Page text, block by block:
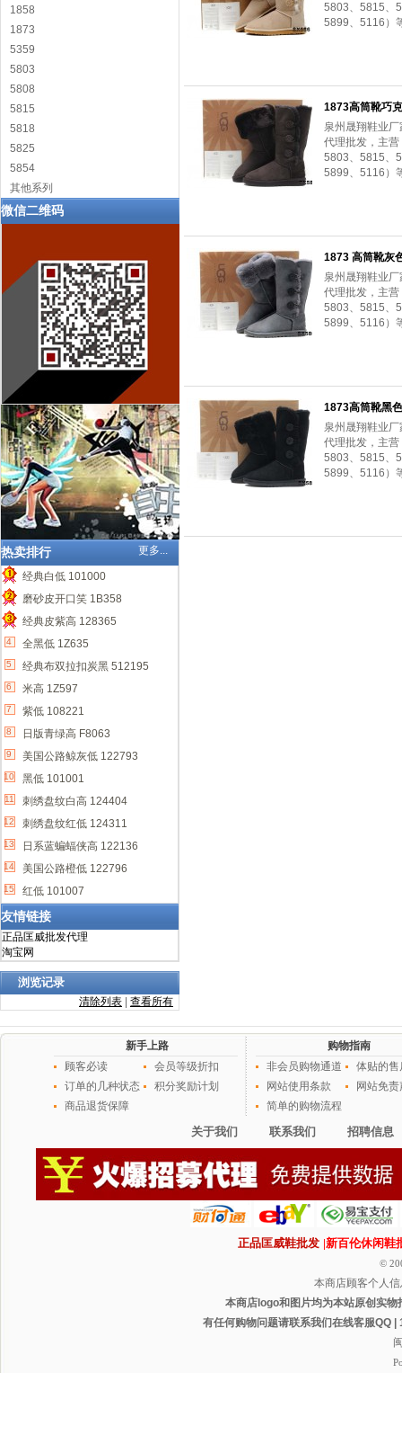
1858
1873
5359
5803
5808
5815
5818
5825
5854
其他系列
微信二维码
热卖排行
1
经典白低 101000
2
磨砂皮开口笑 1B358
经典皮紫高 128365
4 全黑低 1Z635
5 经典布双拉扣炭黑 512195
6 米高 1Z597
7 紫低 108221
8 日版青绿高 F8063
9 美国公路鲸灰低 122793
10 黑低 101001
11 刺绣盘纹白高 124404
12 刺绣盘纹红低 124311
13 日系蓝蝙蝠侠高 122136
14 美国公路橙低 122796
15 红低 101007
更多...
友情链接
正品匡威批发代理
淘宝网
浏览记录
清除列表 查看所有
5803、5815、
5899、5116）
1873高筒靴巧
泉州晟翔鞋业
代理批发，主
5803、5815、
5899、5116）
1873 高筒靴灰
泉州晟翔鞋业
代理批发，主
5803、5815、
5899、5116）
1873高筒靴黑色
泉州晟翔鞋业
代理批发，主
5803、5815、
5899、5116）
新手上路
顾客必读
会员等级折扣
订单的几种状态
积分奖励计划
商品退货保障
购物指南
非会员购物通道
体贴的售
网站使用条款
网站免
简单的购物流程
关于我们 联系我们 招聘信息
正品匡威鞋批发 |新百伦休闲鞋
©
本商店顾客个人
本商店logo和图片均为本站原创实
有任何购物问题请联系我们在线客服QQ